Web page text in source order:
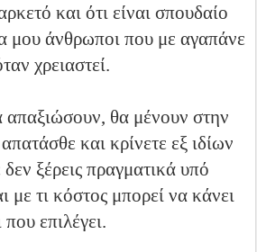
και ότι είναι σπουδαίο
μου άνθρωποι που με αγαπάνε
χρειαστεί.
απαξιώσουν, θα μένουν στην
και κρίνετε εξ ιδίων
ξέρεις πραγματικά υπό
με τι κόστος μπορεί να κάνει
επιλέγει.